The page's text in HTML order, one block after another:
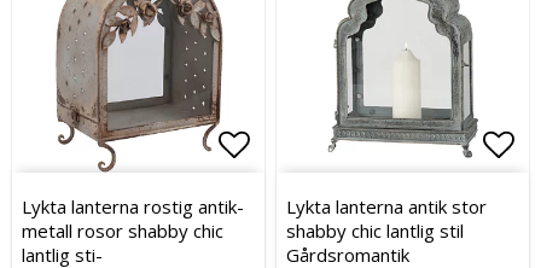
Lägg till i favoritlistan
Lykta lanterna rostig antik-
metall rosor shabby chic
lantlig sti-
Lykta lanterna antik stor
shabby chic lantlig stil
Gårdsromantik